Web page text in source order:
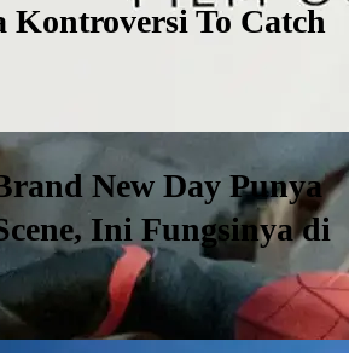
Kontroversi To Catch
New Day Punya
Ini Fungsinya di